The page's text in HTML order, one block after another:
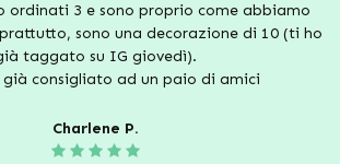
ordinati 3 e sono proprio come abbiamo
sono una decorazione di 10 (ti ho
taggato su IG giovedì).
consigliato ad un paio di amici
Charlene P.